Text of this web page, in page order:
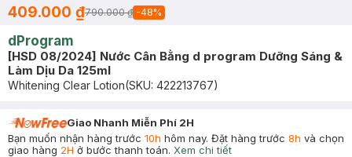
409.000 ₫790.000 ₫ -48%
dProgram
[HSD 08/2024] Nước Cân Bằng d program Dưỡng Sáng &
Làm Dịu Da 125ml
Whitening Clear Lotion(SKU: 422213767)
Giao Nhanh Miễn Phí 2H
Bạn muốn nhận hàng trước 10h hôm nay. Đặt hàng trước 8h và chọn
giao hàng 2H ở bước thanh toán. Xem chi tiết